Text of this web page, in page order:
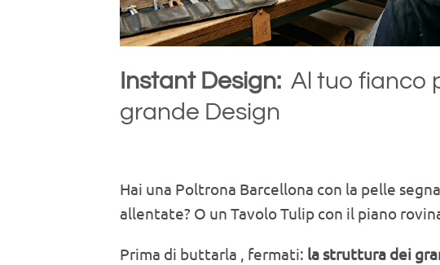
Instant Design: Al tuo fianco
grande Design
Hai una Poltrona Barcellona con la pelle
allentate? O un Tavolo Tulip con il piano
Prima di buttarla , fermati: la struttura dei